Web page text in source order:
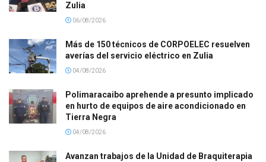
Zulia
06/08/2026
Más de 150 técnicos de CORPOELEC resuelven
averías del servicio eléctrico en Zulia
04/08/2026
Polimaracaibo aprehende a presunto implicado
en hurto de equipos de aire acondicionado en
Tierra Negra
04/08/2026
Avanzan trabajos de la Unidad de Braquiterapia